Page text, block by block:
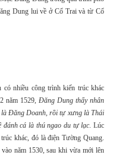
Dung lui về ở Cổ Trai và từ Cổ
nhiều công trình kiến trúc khác
năm 1529, Đăng Dung thấy nhân
là Đăng Doanh, rồi tự xưng là Thái
đánh cá là thú ngao du tự lạc. Lúc
khác, đó là điện Tường Quang.
năm 1530, sau khi vừa mới lên